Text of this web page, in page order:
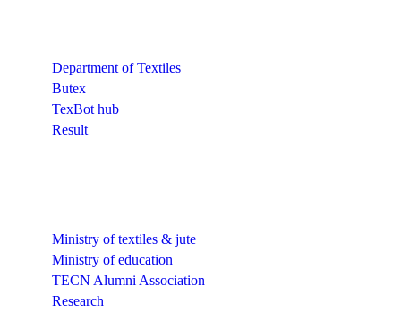
Department of Textiles
Butex
TexBot hub
Result
Ministry of textiles & jute
Ministry of education
TECN Alumni Association
Research